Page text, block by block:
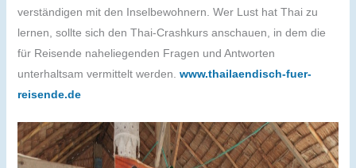
verständigen mit den Inselbewohnern. Wer Lust hat Thai zu
lernen, sollte sich den Thai-Crashkurs anschauen, in dem die
für Reisende naheliegenden Fragen und Antworten
unterhaltsam vermittelt werden. www.thailaendisch-fuer-
reisende.de